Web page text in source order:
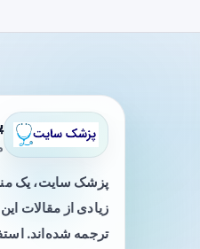
پزشک سایت، یک
زیادی از مقالات
ترجمه شده‌اند.